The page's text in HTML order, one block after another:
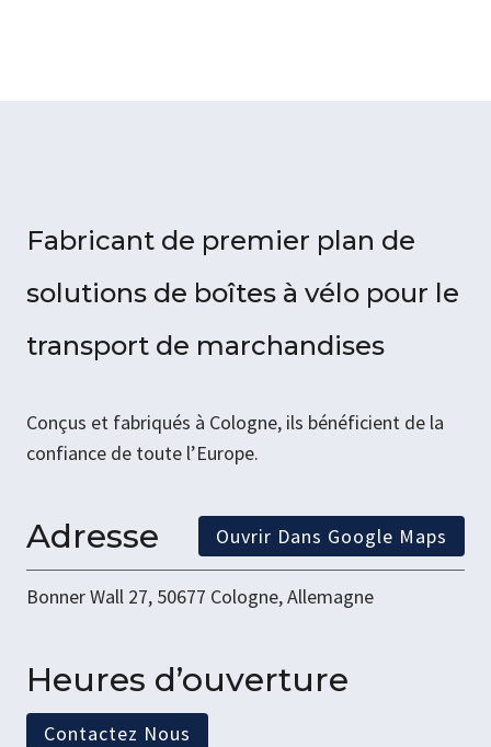
Fabricant de premier plan de
solutions de boîtes à vélo pour le
transport de marchandises
Conçus et fabriqués à Cologne, ils bénéficient de la
confiance de toute l’Europe.
Adresse Ouvrir Dans Google Maps
Bonner Wall 27, 50677 Cologne, Allemagne
Heures d’ouverture
Contactez Nous